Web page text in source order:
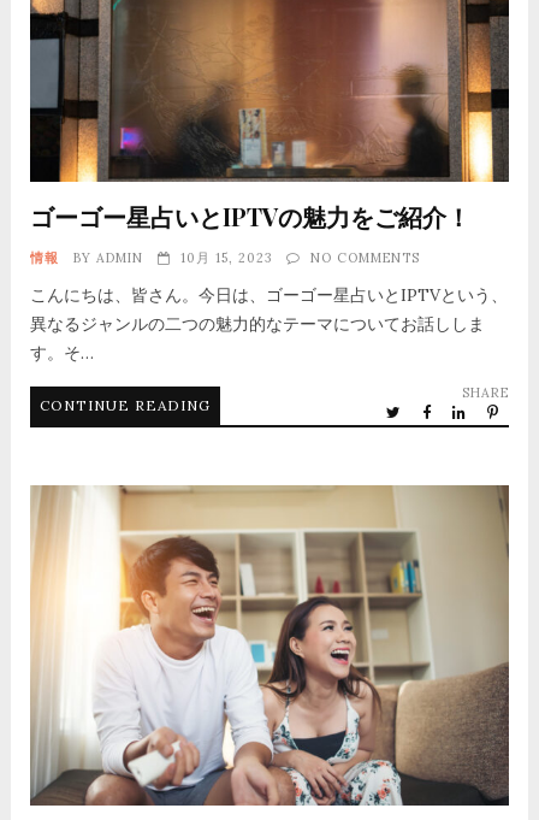
ゴーゴー星占いとIPTVの魅力をご紹介！
情報 BY ADMIN 10月 15, 2023 NO COMMENTS
こんにちは、皆さん。今日は、ゴーゴー星占いとIPTVという、
異なるジャンルの二つの魅力的なテーマについてお話ししま
す。そ…
CONTINUE READING
SHARE